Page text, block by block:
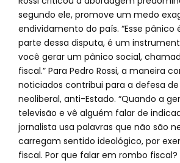
segundo ele, promove um medo
endividamento do país. “Esse
parte dessa disputa, é um
você gerar um pânico social,
fiscal.” Para Pedro Rossi, a maneira
noticiados contribui para a defesa
neoliberal, anti-Estado. “Quando a
televisão e vê alguém falar de
jornalista usa palavras que não são
carregam sentido ideológico, por
fiscal. Por que falar em rombo